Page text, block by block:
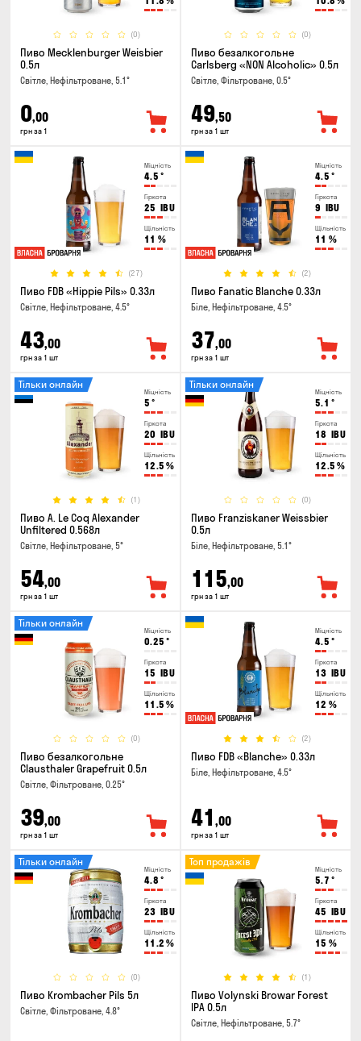
(0)
Пиво Mecklenburger Weisbier
0.5л
Світле, Нефільтроване, 5.1°
0,00
грн за 1
(0)
Пиво безалкогольне
Carlsberg «NON Alcoholic» 0.5л
Світле, Фільтроване, 0.5°
49,50
грн за 1 шт
Міцність
4.5 °
Гіркота
25 IBU
Щільність
11 %
(27)
Пиво FDB «Hippie Pils» 0.33л
Світле, Нефільтроване, 4.5°
43,00
грн за 1 шт
Міцність
4.5 °
Гіркота
9 IBU
Щільність
11 %
(2)
Пиво Fanatic Blanche 0.33л
Біле, Нефільтроване, 4.5°
37,00
грн за 1 шт
Міцність
5 °
Гіркота
20 IBU
Щільність
12.5 %
(1)
Тільки онлайн
Пиво A. Le Coq Alexander
Unfiltered 0.568л
Світле, Нефільтроване, 5°
54,00
грн за 1 шт
Міцність
5.1 °
Гіркота
18 IBU
Щільність
12.5 %
(0)
Тільки онлайн
Пиво Franziskaner Weissbier
0.5л
Біле, Нефільтроване, 5.1°
115,00
грн за 1 шт
Міцність
0.25 °
Гіркота
15 IBU
Щільність
11.5 %
(0)
Тільки онлайн
Пиво безалкогольне
Clausthaler Grapefruit 0.5л
Світле, Фільтроване, 0.25°
39,00
грн за 1 шт
Міцність
4.5 °
Гіркота
13 IBU
Щільність
12 %
(2)
Пиво FDB «Blanche» 0.33л
Біле, Нефільтроване, 4.5°
41 ,00
грн за 1 шт
Міцність
4.8 °
Гіркота
23 IBU
Щільність
11.2 %
(0)
Тільки онлайн
Пиво Krombacher Pils 5л
Світле, Фільтроване, 4.8°
Міцність
5.7 °
Гіркота
45 IBU
Щільність
15 %
(1)
Топ продажів
Пиво Volynski Browar Forest
IPA 0.5л
Світле, Нефільтроване, 5.7°